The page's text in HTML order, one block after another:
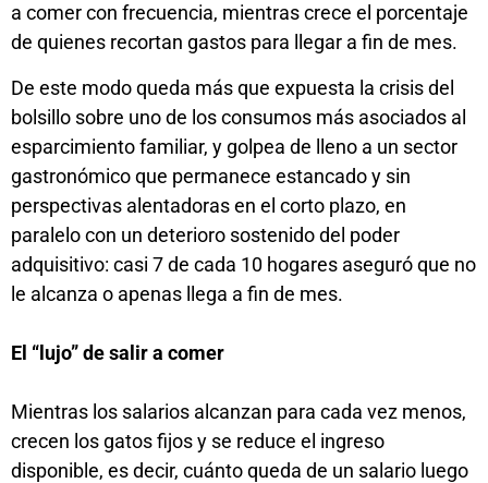
a comer con frecuencia, mientras crece el porcentaje
de quienes recortan gastos para llegar a fin de mes.
De este modo queda más que expuesta la crisis del
bolsillo sobre uno de los consumos más asociados al
esparcimiento familiar, y golpea de lleno a un sector
gastronómico que permanece estancado y sin
perspectivas alentadoras en el corto plazo, en
paralelo con un deterioro sostenido del poder
adquisitivo: casi 7 de cada 10 hogares aseguró que no
le alcanza o apenas llega a fin de mes.
El “lujo” de salir a comer
Mientras los salarios alcanzan para cada vez menos,
crecen los gatos fijos y se reduce el ingreso
disponible, es decir, cuánto queda de un salario luego